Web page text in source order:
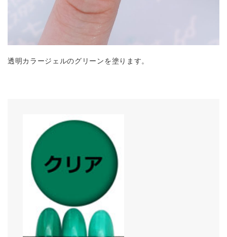
透明カラージェルのグリーンを塗ります。